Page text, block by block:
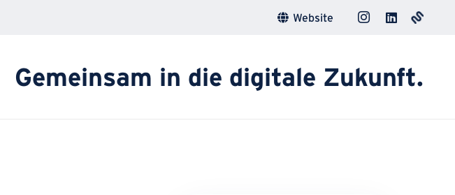
Website
Gemeinsam in die digitale Zukunft.